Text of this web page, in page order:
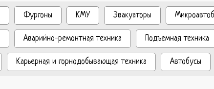
Фургоны КМУ Эвакуаторы
Аварийно-ремонтная техника Подъемная техника
Карьерная и горнодобывающая техника Автобусы